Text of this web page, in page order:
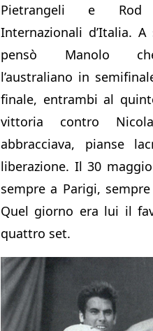
Pietrangeli e
Internazionali d’Italia.
pensò Manolo
l’australiano in
finale, entrambi al
vittoria contro
abbracciava, pianse
liberazione. Il 30
sempre a Parigi,
Quel giorno era lui il
quattro set.